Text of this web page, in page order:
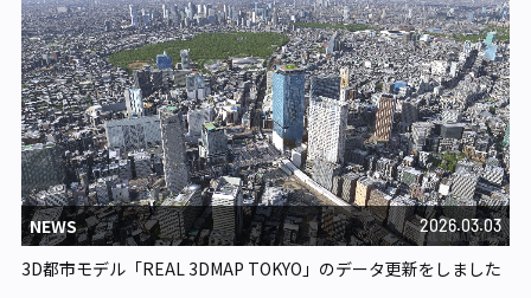
NEWS 2026.03.03
3D都市モデル「REAL 3DMAP TOKYO」のデータ更新をしました